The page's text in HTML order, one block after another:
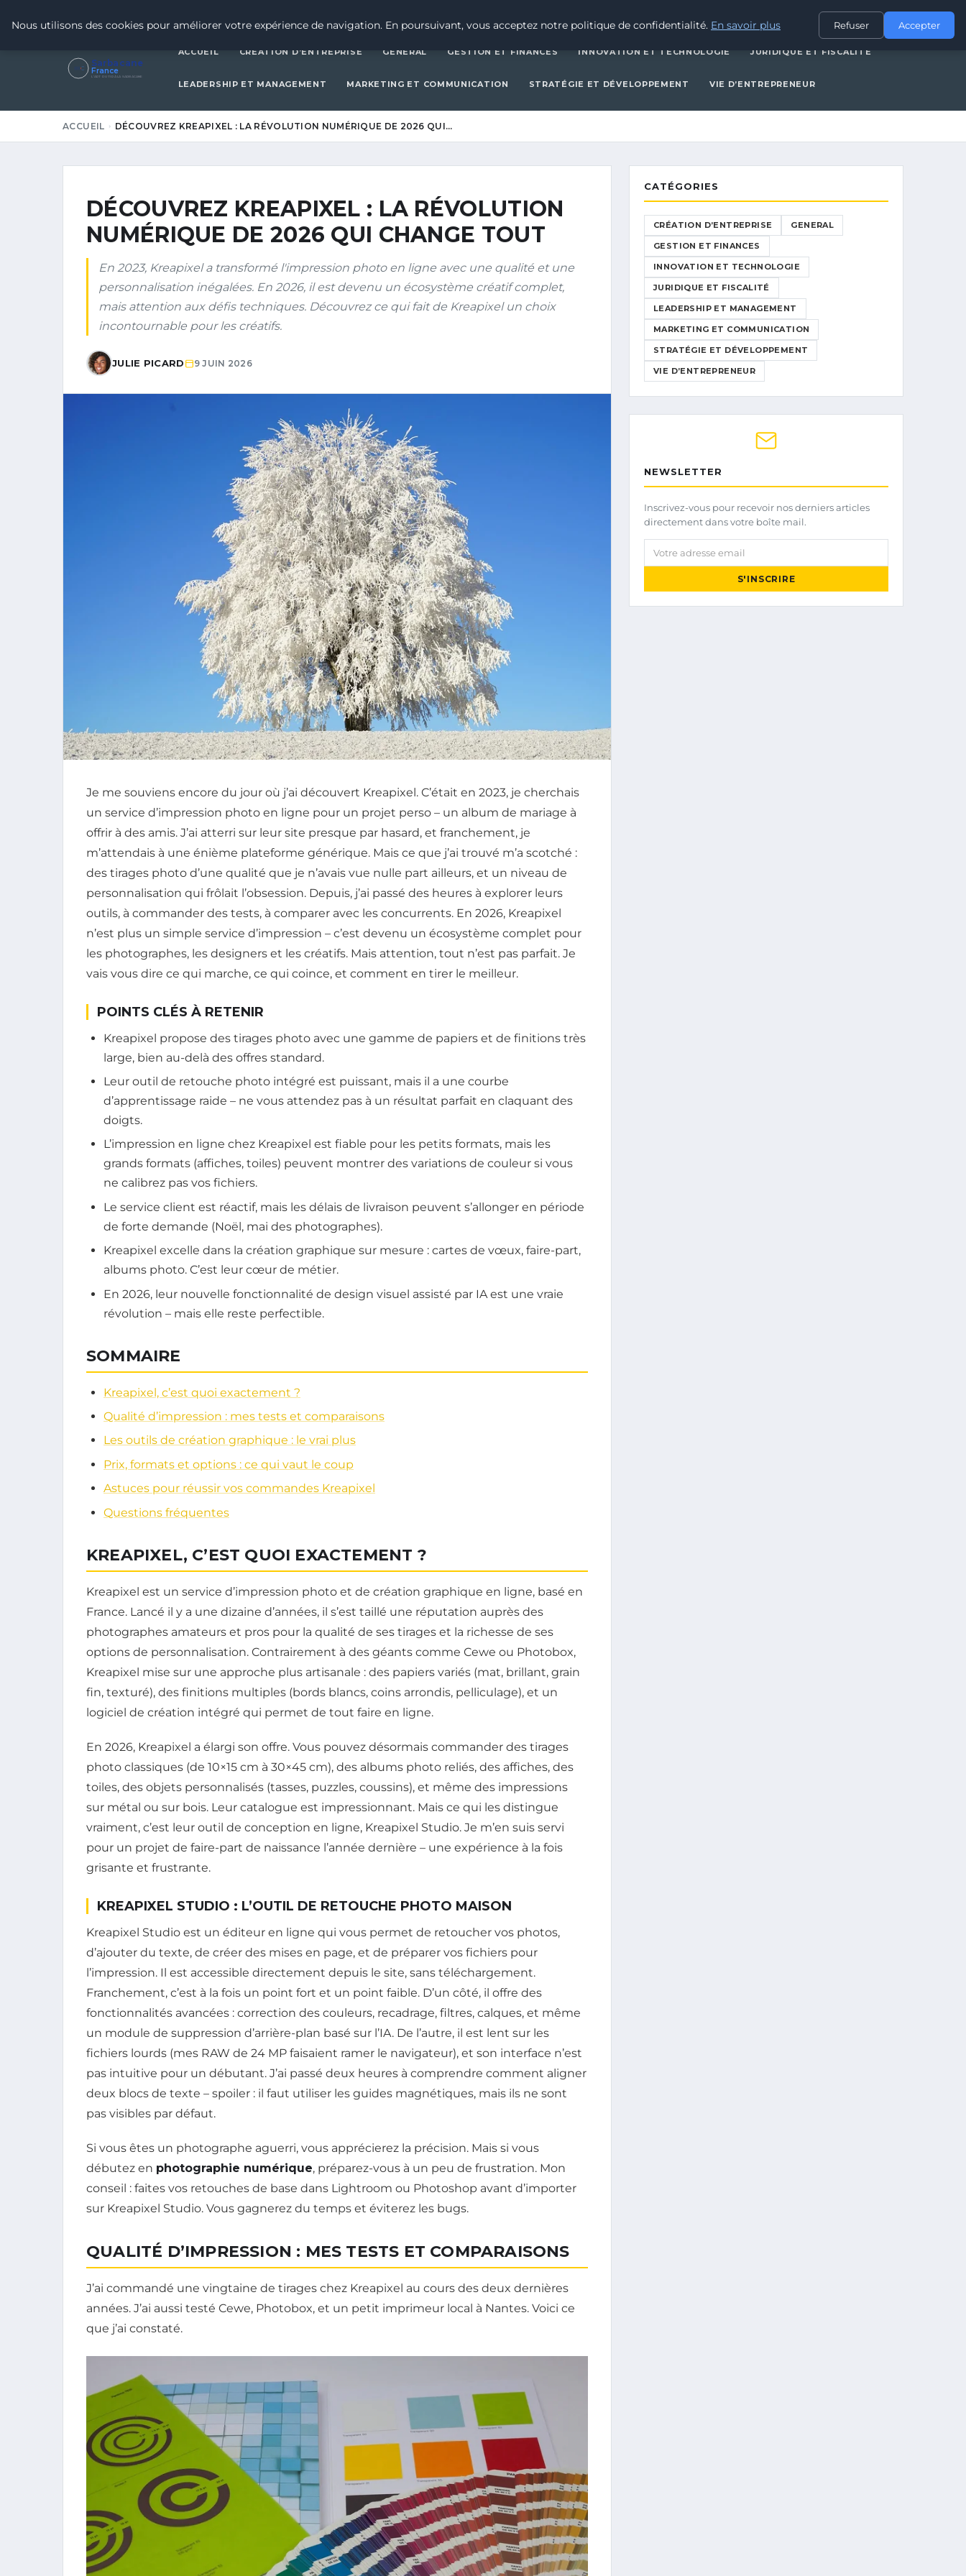
INNOVATION ET TECHNOLOGIE
Sarbacane
France
L'ART DU TIR À LA SARBACANE
ACCUEIL CRÉATION D’ENTREPRISE GENERAL GESTION ET FINANCES INNOVATION ET TECHNOLOGIE JURIDIQUE ET FISCALITÉ
LEADERSHIP ET MANAGEMENT MARKETING ET COMMUNICATION STRATÉGIE ET DÉVELOPPEMENT VIE D’ENTREPRENEUR
ACCUEIL DÉCOUVREZ KREAPIXEL : LA RÉVOLUTION NUMÉRIQUE DE 2026 QUI…
DÉCOUVREZ KREAPIXEL : LA RÉVOLUTION
NUMÉRIQUE DE 2026 QUI CHANGE TOUT
En 2023, Kreapixel a transformé l'impression photo en ligne avec une qualité et une
personnalisation inégalées. En 2026, il est devenu un écosystème créatif complet,
mais attention aux défis techniques. Découvrez ce qui fait de Kreapixel un choix
incontournable pour les créatifs.
JULIE PICARD 9 JUIN 2026
Je me souviens encore du jour où j’ai découvert Kreapixel. C’était en 2023, je cherchais
un service d’impression photo en ligne pour un projet perso – un album de mariage à
offrir à des amis. J’ai atterri sur leur site presque par hasard, et franchement, je
m’attendais à une énième plateforme générique. Mais ce que j’ai trouvé m’a scotché :
des tirages photo d’une qualité que je n’avais vue nulle part ailleurs, et un niveau de
personnalisation qui frôlait l’obsession. Depuis, j’ai passé des heures à explorer leurs
outils, à commander des tests, à comparer avec les concurrents. En 2026, Kreapixel
n’est plus un simple service d’impression – c’est devenu un écosystème complet pour
les photographes, les designers et les créatifs. Mais attention, tout n’est pas parfait. Je
vais vous dire ce qui marche, ce qui coince, et comment en tirer le meilleur.
POINTS CLÉS À RETENIR
Kreapixel propose des tirages photo avec une gamme de papiers et de finitions très
large, bien au-delà des offres standard.
Leur outil de retouche photo intégré est puissant, mais il a une courbe
d’apprentissage raide – ne vous attendez pas à un résultat parfait en claquant des
doigts.
L’impression en ligne chez Kreapixel est fiable pour les petits formats, mais les
grands formats (affiches, toiles) peuvent montrer des variations de couleur si vous
ne calibrez pas vos fichiers.
Le service client est réactif, mais les délais de livraison peuvent s’allonger en période
de forte demande (Noël, mai des photographes).
Kreapixel excelle dans la création graphique sur mesure : cartes de vœux, faire-part,
albums photo. C’est leur cœur de métier.
En 2026, leur nouvelle fonctionnalité de design visuel assisté par IA est une vraie
révolution – mais elle reste perfectible.
SOMMAIRE
Kreapixel, c’est quoi exactement ?
Qualité d’impression : mes tests et comparaisons
Les outils de création graphique : le vrai plus
Prix, formats et options : ce qui vaut le coup
Astuces pour réussir vos commandes Kreapixel
Questions fréquentes
KREAPIXEL, C’EST QUOI EXACTEMENT ?
Kreapixel est un service d’impression photo et de création graphique en ligne, basé en
France. Lancé il y a une dizaine d’années, il s’est taillé une réputation auprès des
photographes amateurs et pros pour la qualité de ses tirages et la richesse de ses
options de personnalisation. Contrairement à des géants comme Cewe ou Photobox,
Kreapixel mise sur une approche plus artisanale : des papiers variés (mat, brillant, grain
fin, texturé), des finitions multiples (bords blancs, coins arrondis, pelliculage), et un
logiciel de création intégré qui permet de tout faire en ligne.
En 2026, Kreapixel a élargi son offre. Vous pouvez désormais commander des tirages
photo classiques (de 10×15 cm à 30×45 cm), des albums photo reliés, des affiches, des
toiles, des objets personnalisés (tasses, puzzles, coussins), et même des impressions
sur métal ou sur bois. Leur catalogue est impressionnant. Mais ce qui les distingue
vraiment, c’est leur outil de conception en ligne, Kreapixel Studio. Je m’en suis servi
pour un projet de faire-part de naissance l’année dernière – une expérience à la fois
grisante et frustrante.
KREAPIXEL STUDIO : L’OUTIL DE RETOUCHE PHOTO MAISON
Kreapixel Studio est un éditeur en ligne qui vous permet de retoucher vos photos,
d’ajouter du texte, de créer des mises en page, et de préparer vos fichiers pour
l’impression. Il est accessible directement depuis le site, sans téléchargement.
Franchement, c’est à la fois un point fort et un point faible. D’un côté, il offre des
fonctionnalités avancées : correction des couleurs, recadrage, filtres, calques, et même
un module de suppression d’arrière-plan basé sur l’IA. De l’autre, il est lent sur les
fichiers lourds (mes RAW de 24 MP faisaient ramer le navigateur), et son interface n’est
pas intuitive pour un débutant. J’ai passé deux heures à comprendre comment aligner
deux blocs de texte – spoiler : il faut utiliser les guides magnétiques, mais ils ne sont
pas visibles par défaut.
Si vous êtes un photographe aguerri, vous apprécierez la précision. Mais si vous
débutez en photographie numérique, préparez-vous à un peu de frustration. Mon
conseil : faites vos retouches de base dans Lightroom ou Photoshop avant d’importer
sur Kreapixel Studio. Vous gagnerez du temps et éviterez les bugs.
QUALITÉ D’IMPRESSION : MES TESTS ET COMPARAISONS
J’ai commandé une vingtaine de tirages chez Kreapixel au cours des deux dernières
années. J’ai aussi testé Cewe, Photobox, et un petit imprimeur local à Nantes. Voici ce
que j’ai constaté.
CATÉGORIES
CRÉATION D’ENTREPRISE GENERAL
GESTION ET FINANCES
INNOVATION ET TECHNOLOGIE
JURIDIQUE ET FISCALITÉ
LEADERSHIP ET MANAGEMENT
MARKETING ET COMMUNICATION
STRATÉGIE ET DÉVELOPPEMENT
VIE D’ENTREPRENEUR
NEWSLETTER
Inscrivez-vous pour recevoir nos derniers articles
directement dans votre boîte mail.
Votre adresse email
S'INSCRIRE
Nous utilisons des cookies pour améliorer votre expérience de navigation. En poursuivant, vous acceptez notre politique de confidentialité. En savoir plus Refuser Accepter